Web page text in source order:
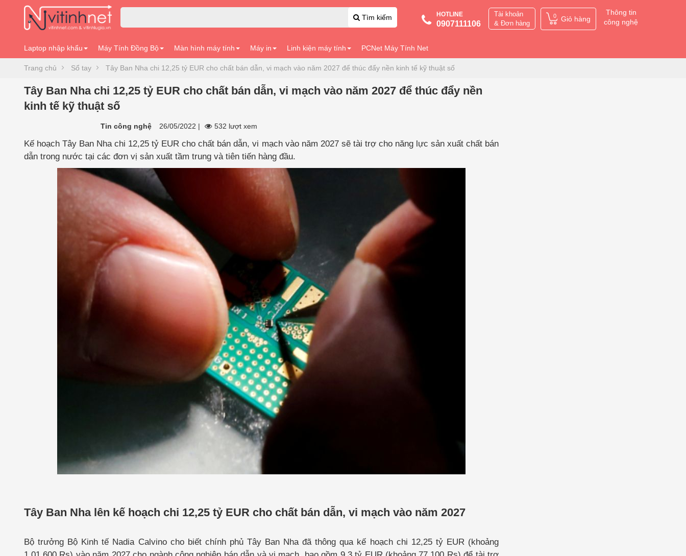
Tìm kiếm HOTLINE
0907111106
Tài khoản
& Đơn hàng
0 Giỏ hàng
Thông tin
công nghệ
Laptop nhập khẩu Máy Tính Đồng Bộ Màn hình máy tính Máy in Linh kiện máy tính PCNet Máy Tính Net
Trang chủ Sổ tay Tây Ban Nha chi 12,25 tỷ EUR cho chất bán dẫn, vi mạch vào năm 2027 để thúc đẩy nền kinh tế kỹ thuật số
Tây Ban Nha chi 12,25 tỷ EUR cho chất bán dẫn, vi mạch vào năm 2027 để thúc đẩy nền
kinh tế kỹ thuật số
Tin công nghệ 26/05/2022 | 532 lượt xem
Kế hoạch Tây Ban Nha chi 12,25 tỷ EUR cho chất bán dẫn, vi mạch vào năm 2027 sẽ tài trợ cho năng lực sản xuất chất bán
dẫn trong nước tại các đơn vị sản xuất tầm trung và tiên tiến hàng đầu.
Tây Ban Nha lên kế hoạch chi 12,25 tỷ EUR cho chất bán dẫn, vi mạch vào năm 2027
Bộ trưởng Bộ Kinh tế Nadia Calvino cho biết chính phủ Tây Ban Nha đã thông qua kế hoạch chi 12,25 tỷ EUR (khoảng